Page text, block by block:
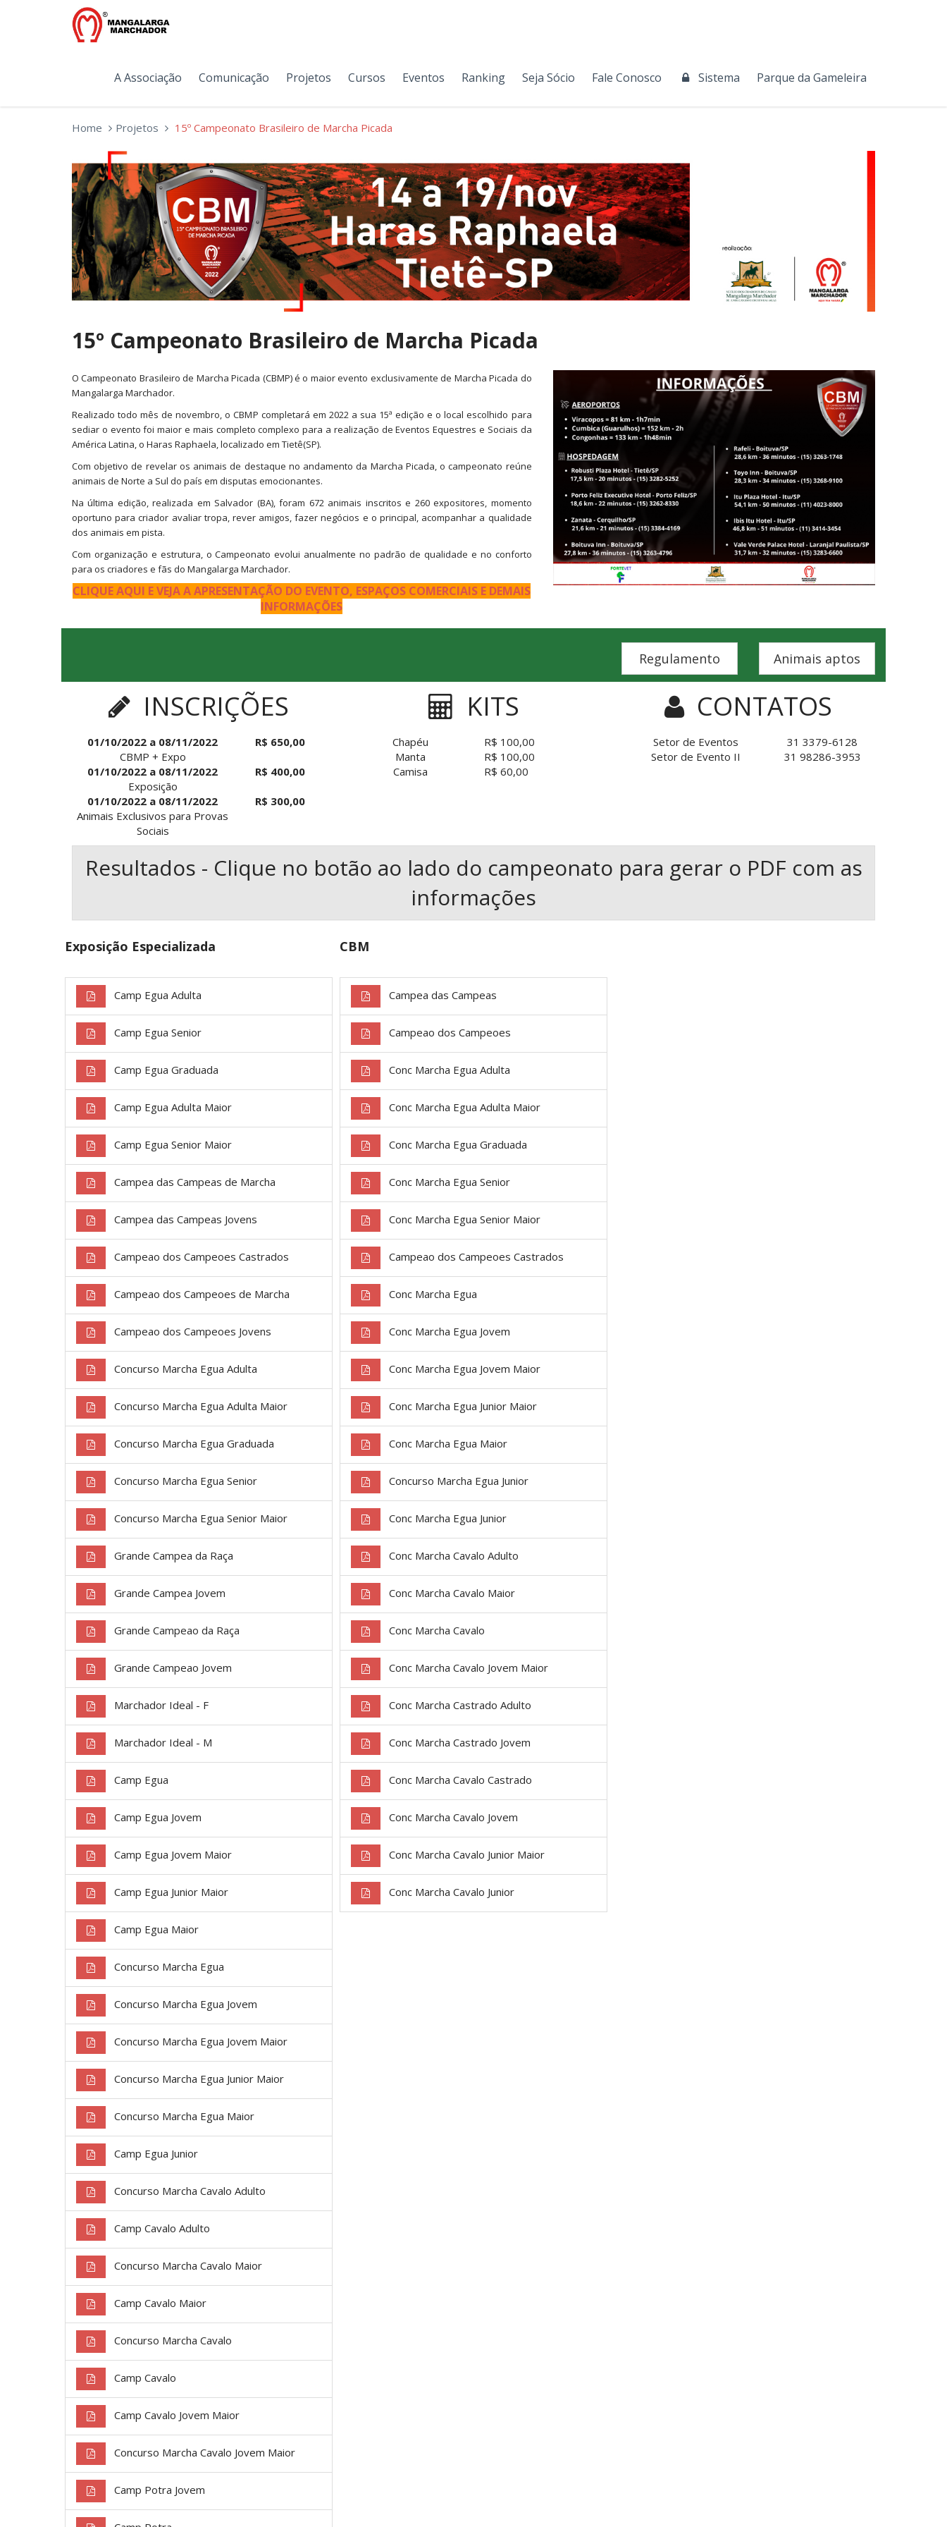
A Associação Comunicação Projetos Cursos Eventos Ranking Seja Sócio Fale Conosco Sistema Parque da Gameleira
Home Projetos 15º Campeonato Brasileiro de Marcha Picada
15º Campeonato Brasileiro de Marcha Picada
O Campeonato Brasileiro de Marcha Picada (CBMP) é o maior evento exclusivamente de Marcha Picada do
Mangalarga Marchador.
Realizado todo mês de novembro, o CBMP completará em 2022 a sua 15ª edição e o local escolhido para
sediar o evento foi maior e mais completo complexo para a realização de Eventos Equestres e Sociais da
América Latina, o Haras Raphaela, localizado em Tietê(SP).
Com objetivo de revelar os animais de destaque no andamento da Marcha Picada, o campeonato reúne
animais de Norte a Sul do país em disputas emocionantes.
Na última edição, realizada em Salvador (BA), foram 672 animais inscritos e 260 expositores, momento
oportuno para criador avaliar tropa, rever amigos, fazer negócios e o principal, acompanhar a qualidade
dos animais em pista.
Com organização e estrutura, o Campeonato evolui anualmente no padrão de qualidade e no conforto
para os criadores e fãs do Mangalarga Marchador.
CLIQUE AQUI E VEJA A APRESENTAÇÃO DO EVENTO, ESPAÇOS COMERCIAIS E DEMAIS
INFORMAÇÕES
Regulamento Animais aptos
INSCRIÇÕES
01/10/2022 a 08/11/2022
CBMP + Expo
R$ 650,00
01/10/2022 a 08/11/2022
Exposição
R$ 400,00
01/10/2022 a 08/11/2022
Animais Exclusivos para Provas
Sociais
R$ 300,00
KITS
Chapéu
R$ 100,00
Manta
R$ 100,00
Camisa
R$ 60,00
CONTATOS
Setor de Eventos
31 3379-6128
Setor de Evento II
31 98286-3953
Resultados - Clique no botão ao lado do campeonato para gerar o PDF com as
informações
Exposição Especializada
Camp Egua Adulta
Camp Egua Senior
Camp Egua Graduada
Camp Egua Adulta Maior
Camp Egua Senior Maior
Campea das Campeas de Marcha
Campea das Campeas Jovens
Campeao dos Campeoes Castrados
Campeao dos Campeoes de Marcha
Campeao dos Campeoes Jovens
Concurso Marcha Egua Adulta
Concurso Marcha Egua Adulta Maior
Concurso Marcha Egua Graduada
Concurso Marcha Egua Senior
Concurso Marcha Egua Senior Maior
Grande Campea da Raça
Grande Campea Jovem
Grande Campeao da Raça
Grande Campeao Jovem
Marchador Ideal - F
Marchador Ideal - M
Camp Egua
Camp Egua Jovem
Camp Egua Jovem Maior
Camp Egua Junior Maior
Camp Egua Maior
Concurso Marcha Egua
Concurso Marcha Egua Jovem
Concurso Marcha Egua Jovem Maior
Concurso Marcha Egua Junior Maior
Concurso Marcha Egua Maior
Camp Egua Junior
Concurso Marcha Cavalo Adulto
Camp Cavalo Adulto
Concurso Marcha Cavalo Maior
Camp Cavalo Maior
Concurso Marcha Cavalo
Camp Cavalo
Camp Cavalo Jovem Maior
Concurso Marcha Cavalo Jovem Maior
Camp Potra Jovem
CBM
Campea das Campeas
Campeao dos Campeoes
Conc Marcha Egua Adulta
Conc Marcha Egua Adulta Maior
Conc Marcha Egua Graduada
Conc Marcha Egua Senior
Conc Marcha Egua Senior Maior
Campeao dos Campeoes Castrados
Conc Marcha Egua
Conc Marcha Egua Jovem
Conc Marcha Egua Jovem Maior
Conc Marcha Egua Junior Maior
Conc Marcha Egua Maior
Concurso Marcha Egua Junior
Conc Marcha Egua Junior
Conc Marcha Cavalo Adulto
Conc Marcha Cavalo Maior
Conc Marcha Cavalo
Conc Marcha Cavalo Jovem Maior
Conc Marcha Castrado Adulto
Conc Marcha Castrado Jovem
Conc Marcha Cavalo Castrado
Conc Marcha Cavalo Jovem
Conc Marcha Cavalo Junior Maior
Conc Marcha Cavalo Junior